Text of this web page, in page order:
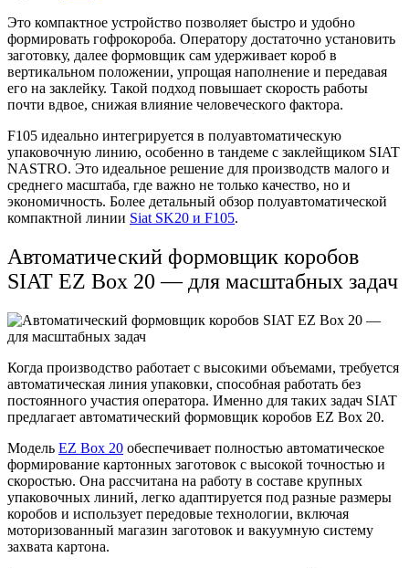
Это компактное устройство позволяет быстро и удобно
формировать гофрокороба. Оператору достаточно установить
заготовку, далее формовщик сам удерживает короб в
вертикальном положении, упрощая наполнение и передавая
его на заклейку. Такой подход повышает скорость работы
почти вдвое, снижая влияние человеческого фактора.
F105 идеально интегрируется в полуавтоматическую
упаковочную линию, особенно в тандеме с заклейщиком SIAT
NASTRO. Это идеальное решение для производств малого и
среднего масштаба, где важно не только качество, но и
экономичность. Более детальный обзор полуавтоматической
компактной линии Siat SK20 и F105.
Автоматический формовщик коробов
SIAT EZ Box 20 — для масштабных задач
Когда производство работает с высокими объемами, требуется
автоматическая линия упаковки, способная работать без
постоянного участия оператора. Именно для таких задач SIAT
предлагает автоматический формовщик коробов EZ Box 20.
Модель EZ Box 20 обеспечивает полностью автоматическое
формирование картонных заготовок с высокой точностью и
скоростью. Она рассчитана на работу в составе крупных
упаковочных линий, легко адаптируется под разные размеры
коробов и использует передовые технологии, включая
моторизованный магазин заготовок и вакуумную систему
захвата картона.